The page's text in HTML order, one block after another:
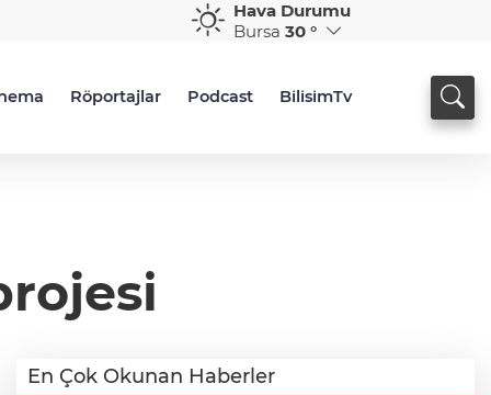
Hava Durumu
Bursa 30 °
Röportajlar Podcast BilisimTv
En Çok Okunan Haberler